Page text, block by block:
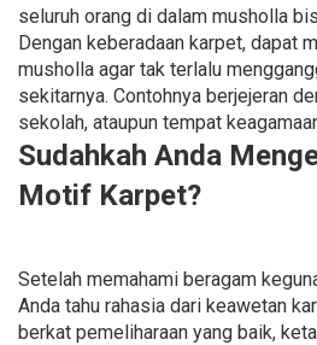
seluruh orang di dalam musholla
Dengan keberadaan karpet, dapat
musholla agar tak terlalu
sekitarnya. Contohnya berjejeran
sekolah, ataupun tempat
Sudahkah Anda
Motif Karpet?
Setelah memahami beragam
Anda tahu rahasia dari keawetan
berkat pemeliharaan yang baik,